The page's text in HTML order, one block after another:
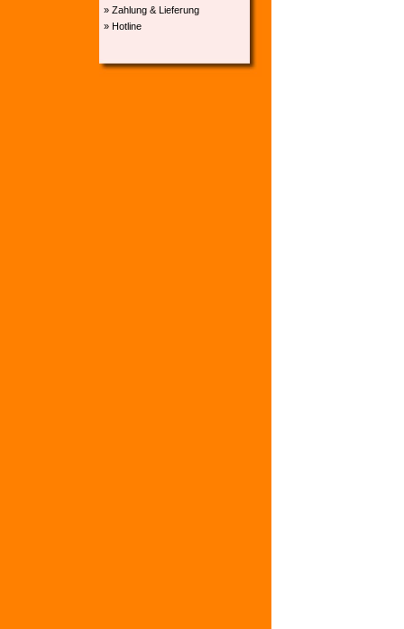
» Zahlung & Lieferung
» Hotline